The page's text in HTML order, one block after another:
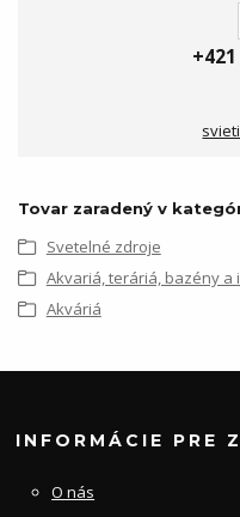
Tovar zaradený v
Svetelné zdroje
Akvariá, teráriá, bazény a
Akváriá
INFORMÁCIE PRE
O nás